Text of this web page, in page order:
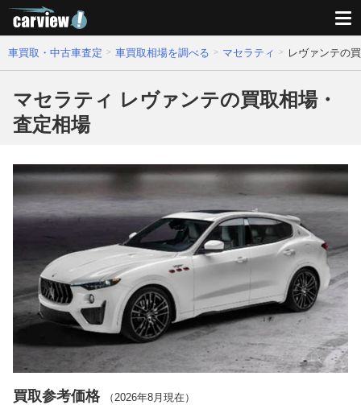
車買取・中古車査定 車買取相場を調べる マセラティ レヴァンテの
マセラティ レヴァンテの買取相場・
査定相場
買取参考価格 （ 2026年8月 現在）